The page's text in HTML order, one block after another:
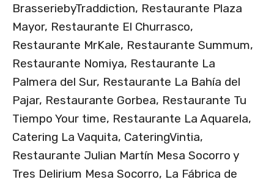
BrasseriebyTraddiction, Restaurante Plaza
Mayor, Restaurante El Churrasco,
Restaurante MrKale, Restaurante Summum,
Restaurante Nomiya, Restaurante La
Palmera del Sur, Restaurante La Bahía del
Pajar, Restaurante Gorbea, Restaurante Tu
Tiempo Your time, Restaurante La Aquarela,
Catering La Vaquita, CateringVintia,
Restaurante Julian Martín Mesa Socorro y
Tres Delirium Mesa Socorro, La Fábrica de